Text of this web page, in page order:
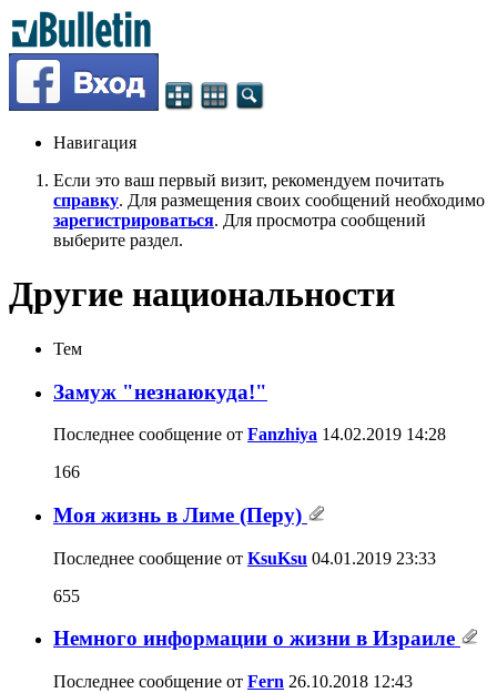
Навигация
Если это ваш первый визит, рекомендуем почитать
справку. Для размещения своих сообщений необходимо
зарегистрироваться. Для просмотра сообщений
выберите раздел.
Другие национальности
Тем
Замуж "незнаюкуда!"
Последнее сообщение от Fanzhiya 14.02.2019 14:28
166
Моя жизнь в Лиме (Перу)
Последнее сообщение от KsuKsu 04.01.2019 23:33
655
Немного информации о жизни в Израиле
Последнее сообщение от Fern 26.10.2018 12:43